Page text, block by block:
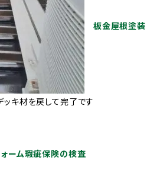
板金屋根塗装
ッキ材を戻して完了です
ーム瑕疵保険の検査